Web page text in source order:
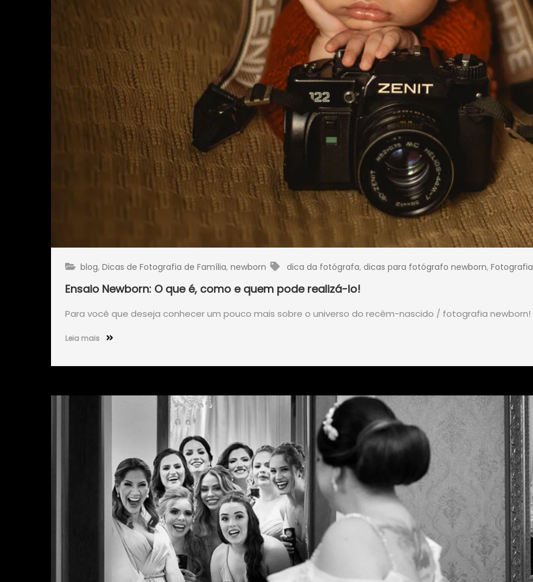
blog, Dicas de Fotografia de Família, newborn dica da fotógrafa, dicas para fotógrafo newborn,
Ensaio Newborn: O que é, como e quem pode realizá-lo!
Para você que deseja conhecer um pouco mais sobre o universo do recém-nascido / fotografia newborn!
Leia mais